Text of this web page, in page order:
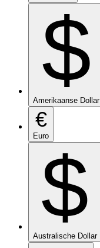
$
Amerikaanse Dollar
€
Euro
$
Australische Dollar